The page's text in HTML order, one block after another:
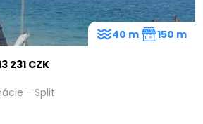
231 CZK
- Split
40 m 150 m